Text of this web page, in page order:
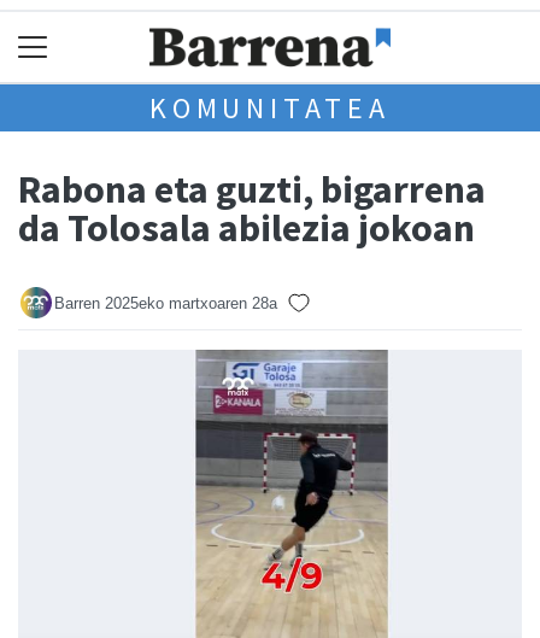
KOMUNITATEA
Rabona eta guzti, bigarrena
da Tolosala abilezia jokoan
Barren 2025eko martxoaren 28a